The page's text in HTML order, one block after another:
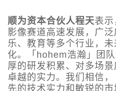
顺为资本合伙人程天表
影像赛道高速发展，广
乐、教育等多个行业，
化。「hohem浩瀚」团
厚的研发积累、对多场
卓越的实力。我们相信
先的技术实力和敏锐的